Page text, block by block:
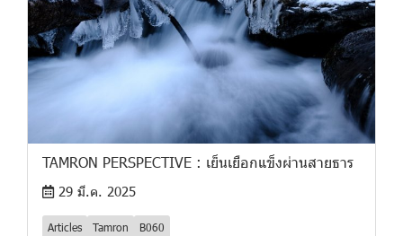
TAMRON PERSPECTIVE : เย็นเยือกแข็งผ่านสายธาร
29 มี.ค. 2025
Articles Tamron B060